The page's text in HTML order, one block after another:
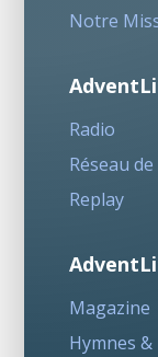
Notre
Radio
Réseau
Replay
Magazine
Hymnes